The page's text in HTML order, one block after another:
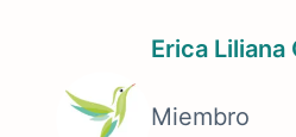
Erica
Miembro